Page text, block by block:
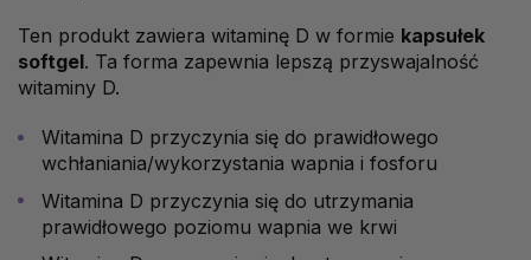
Ten produkt zawiera witaminę D w formie kapsułek
softgel. Ta forma zapewnia lepszą przyswajalność
witaminy D.
Witamina D przyczynia się do prawidłowego
wchłaniania/wykorzystania wapnia i fosforu
Witamina D przyczynia się do utrzymania
prawidłowego poziomu wapnia we krwi